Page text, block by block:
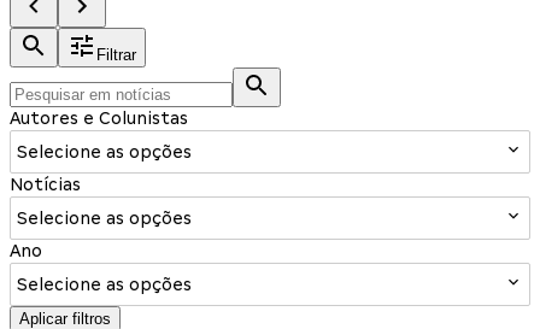
Filtrar
Autores e Colunistas
Selecione as opções
Notícias
Selecione as opções
Ano
Selecione as opções
Aplicar filtros